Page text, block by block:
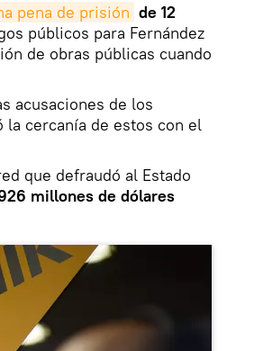
pena de prisión de 12
públicos para Fernández
de obras públicas cuando
acusaciones de los
la cercanía de estos con el
que defraudó al Estado
millones de dólares